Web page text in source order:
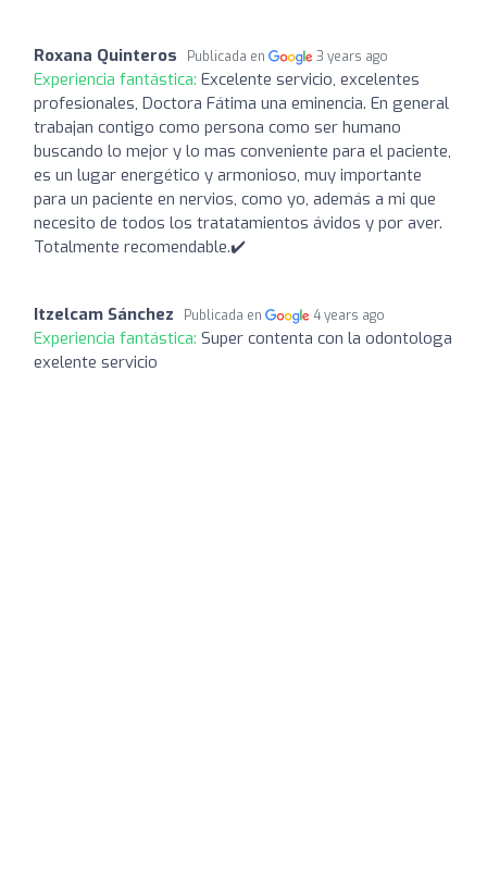
Roxana Quinteros Publicada en 3 years ago
Experiencia fantástica: Excelente servicio, excelentes
profesionales, Doctora Fátima una eminencia. En general
trabajan contigo como persona como ser humano
buscando lo mejor y lo mas conveniente para el paciente,
es un lugar energético y armonioso, muy importante
para un paciente en nervios, como yo, además a mi que
necesito de todos los tratatamientos ávidos y por aver.
Totalmente recomendable.✔️
Itzelcam Sánchez Publicada en 4 years ago
Experiencia fantástica: Super contenta con la odontologa
exelente servicio